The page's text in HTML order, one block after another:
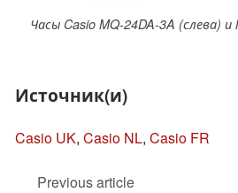
Часы Casio MQ-24DA-3A (слева)
Источник(и)
Casio UK, Casio NL, Casio FR
Previous article